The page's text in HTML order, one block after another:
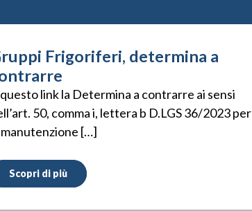
Frigoriferi, determina a
link la Determina a contrarre ai sensi
50, comma i, lettera b D.LGS 36/2023 per
manutenzione […]
Scopri di più